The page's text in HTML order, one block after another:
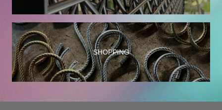
SHOPPING